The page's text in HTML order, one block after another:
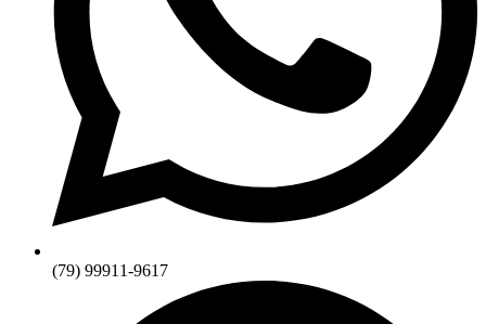
(79) 99911-9617